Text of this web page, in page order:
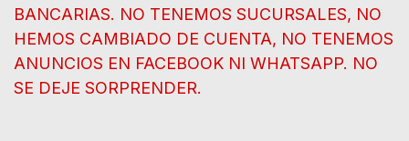
BANCARIAS. NO TENEMOS SUCURSALES, NO
HEMOS CAMBIADO DE CUENTA, NO TENEMOS
ANUNCIOS EN FACEBOOK NI WHATSAPP. NO
SE DEJE SORPRENDER.